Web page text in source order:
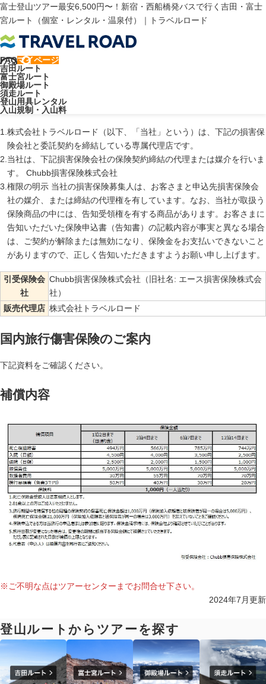
富士登山ツアー最安6,500円〜！新宿・西船橋発バスで行く吉田・富士
宮ルート（個室・レンタル・温泉付）｜トラベルロード
FAQマイページ
吉田ルート
富士宮ルート
御殿場ルート
須走ルート
登山用具レンタル
入山規制・入山料
トラベルロード
国内旅行傷害保険のご案内
損害保険商品のご案内にあたって
株式会社トラベルロード（以下、「当社」という）は、下記の損害保
険会社と委託契約を締結している専属代理店です。
当社は、下記損害保険会社の保険契約締結の代理または媒介を行いま
す。 Chubb損害保険株式会社
権限の明示 当社の損害保険募集人は、お客さまと申込先損害保険会
社の媒介、または締結の代理権を有しています。なお、当社が取扱う
保険商品の中には、告知受領権を有する商品があります。お客さまに
告知いただいた保険申込書（告知書）の記載内容が事実と異なる場合
は、ご契約が解除または無効になり、保険金をお支払いできないこと
がありますので、正しく告知いただきますようお願い申し上げます。
引受保険会
社
Chubb損害保険株式会社（旧社名: エース損害保険株式会
社）
販売代理店 株式会社トラベルロード
国内旅行傷害保険のご案内
下記資料をご確認ください。
補償内容
※ご不明な点はツアーセンターまでお問合せ下さい。
2024年7月更新
登山ルートからツアーを探す